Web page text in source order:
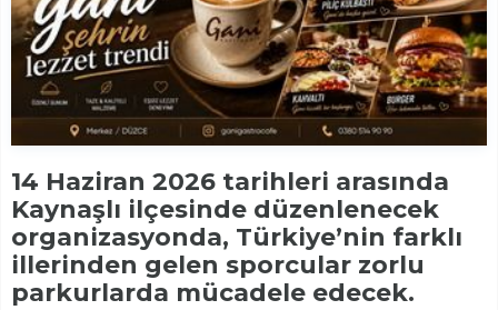
14 Haziran 2026 tarihleri arasında
Kaynaşlı ilçesinde düzenlenecek
organizasyonda, Türkiye’nin farklı
illerinden gelen sporcular zorlu
parkurlarda mücadele edecek.